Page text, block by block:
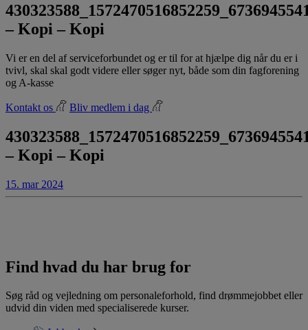
– Kopi – Kopi
Vi er en del af serviceforbundet og er til for at hjælpe dig når du er i
tvivl, skal skal godt videre eller søger nyt, både som din fagforening
og A-kasse
Kontakt os Bliv medlem i dag
– Kopi – Kopi
15. mar 2024
Find hvad du har brug for
Søg råd og vejledning om personaleforhold, find drømmejobbet eller
udvid din viden med specialiserede kurser.